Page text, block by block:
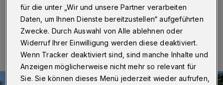
29.08.2024 , 00:00 Uhr Eine Minute Lesezeit
für die unter „Wir und unsere Partner verarbeiten
Daten, um Ihnen Dienste bereitzustellen“ aufgeführten
Zwecke. Durch Auswahl von Alle ablehnen oder
Widerruf Ihrer Einwilligung werden diese deaktiviert.
Wenn Tracker deaktiviert sind, sind manche Inhalte und
Anzeigen möglicherweise nicht mehr so relevant für
Sie. Sie können dieses Menü jederzeit wieder aufrufen,